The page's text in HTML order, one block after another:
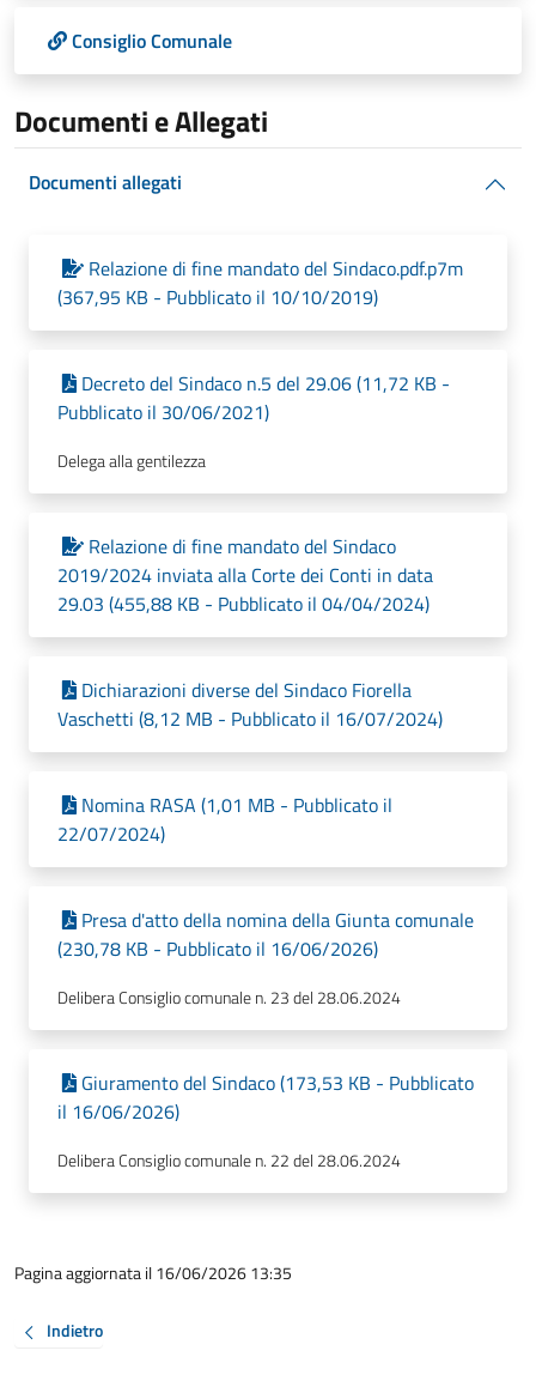
Consiglio Comunale
Documenti e Allegati
Documenti allegati
Relazione di fine mandato del Sindaco.pdf.p7m
(367,95 KB - Pubblicato il 10/10/2019)
Decreto del Sindaco n.5 del 29.06 (11,72 KB -
Pubblicato il 30/06/2021)
Delega alla gentilezza
Relazione di fine mandato del Sindaco
2019/2024 inviata alla Corte dei Conti in data
29.03 (455,88 KB - Pubblicato il 04/04/2024)
Dichiarazioni diverse del Sindaco Fiorella
Vaschetti (8,12 MB - Pubblicato il 16/07/2024)
Nomina RASA (1,01 MB - Pubblicato il
22/07/2024)
Presa d'atto della nomina della Giunta comunale
(230,78 KB - Pubblicato il 16/06/2026)
Delibera Consiglio comunale n. 23 del 28.06.2024
Giuramento del Sindaco (173,53 KB - Pubblicato
il 16/06/2026)
Delibera Consiglio comunale n. 22 del 28.06.2024
Pagina aggiornata il 16/06/2026 13:35
Indietro